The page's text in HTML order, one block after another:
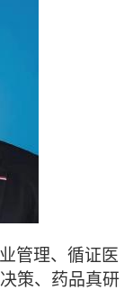
管理、循证医
策、药品真研